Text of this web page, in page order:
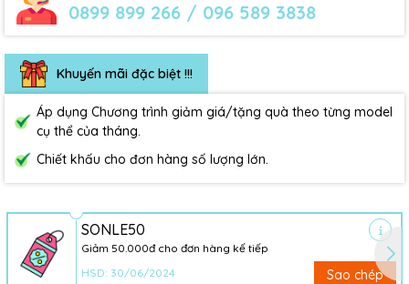
0899 899 266 / 096 589 3838
Khuyến mãi đặc biệt !!!
Áp dụng Chương trình giảm giá/tặng quà theo từng model
cụ thể của tháng.
Chiết khấu cho đơn hàng số lượng lớn.
SONLE50
Giảm 50.000đ cho đơn hàng kế tiếp
HSD: 30/06/2024
Sao chép